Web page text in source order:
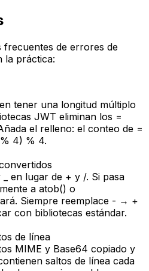
frecuentes de errores de
la práctica:
tener una longitud múltiplo
JWT eliminan los =
el relleno: el conteo de =
4) % 4.
en lugar de + y /. Si pasa
a atob() o
Siempre reemplace - → +
con bibliotecas estándar.
de línea
MIME y Base64 copiado y
saltos de línea cada